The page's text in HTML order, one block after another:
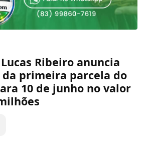
Ribeiro anuncia
da primeira parcela do
10 de junho no valor